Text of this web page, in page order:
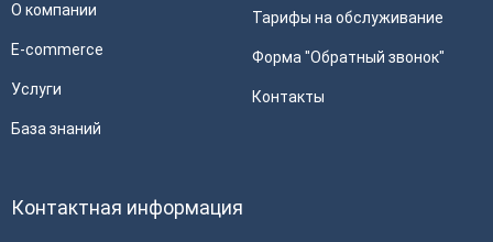
О компании
E-commerce
Услуги
База знаний
Тарифы на обслуживание
Форма "Обратный звонок"
Контакты
Контактная информация